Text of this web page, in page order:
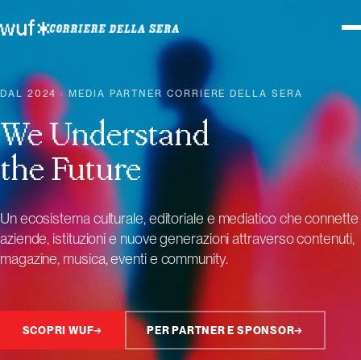
DAL 2024 · MEDIA PARTNER CORRIERE DELLA SERA
We Understand
the Future
Un ecosistema culturale, editoriale e mediatico che connette
aziende, istituzioni e nuove generazioni attraverso contenuti,
magazine, musica, eventi e community.
SCOPRI WUF→ PER PARTNER E SPONSOR→